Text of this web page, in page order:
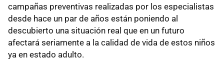
campañas preventivas realizadas por los especialistas
desde hace un par de años están poniendo al
descubierto una situación real que en un futuro
afectará seriamente a la calidad de vida de estos niños
ya en estado adulto.